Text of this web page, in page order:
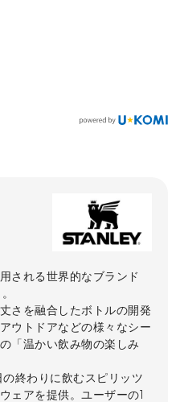
される世界的なブランド
さを融合したボトルの開発
ウトドアなどの様々なシー
「温かい飲み物の楽しみ
終わりに飲むスピリッツ
ェアを提供。ユーザーの1